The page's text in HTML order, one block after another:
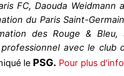
FC, Daouda
du Paris Saint-
des Rouge &
avec le club
le PSG. Pour plus